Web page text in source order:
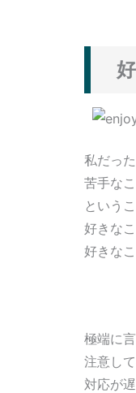
私だっ
苦手な
という
好きな
好きな
極端に
注意し
対応が